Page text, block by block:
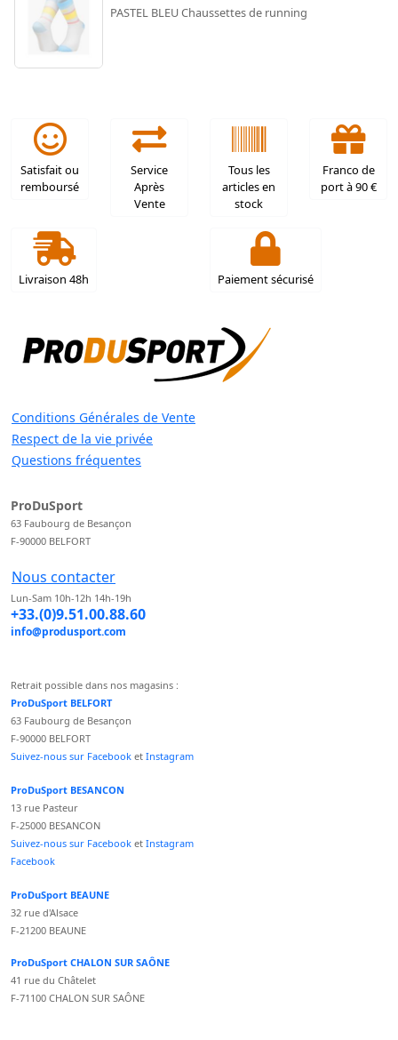
PASTEL BLEU Chaussettes de running
Satisfait ou
remboursé
Service
Après
Vente
Tous les
articles en
stock
Franco de
port à 90 €
Livraison 48h Paiement sécurisé
Conditions Générales de Vente
Respect de la vie privée
Questions fréquentes
ProDuSport
63 Faubourg de Besançon
F-90000 BELFORT
Nous contacter
Lun-Sam 10h-12h 14h-19h
+33.(0)9.51.00.88.60
info@produsport.com
Retrait possible dans nos magasins :
ProDuSport BELFORT
63 Faubourg de Besançon
F-90000 BELFORT
Suivez-nous sur Facebook et Instagram
ProDuSport BESANCON
13 rue Pasteur
F-25000 BESANCON
Suivez-nous sur Facebook et Instagram
Facebook
ProDuSport BEAUNE
32 rue d'Alsace
F-21200 BEAUNE
ProDuSport CHALON SUR SAÔNE
41 rue du Châtelet
F-71100 CHALON SUR SAÔNE